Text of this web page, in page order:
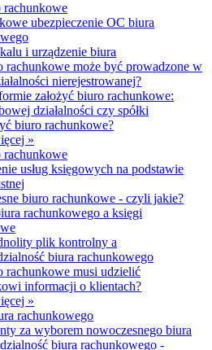
rachunkowe
ubezpieczenie OC biura
i urządzenie biura
rachunkowe może być prowadzone w
nierejestrowanej?
założyć biuro rachunkowe:
działalności czy spółki
biuro rachunkowe?
»
rachunkowe
usług księgowych na podstawie
biuro rachunkowe - czyli jakie?
rachunkowego a księgi
plik kontrolny a
biura rachunkowego
rachunkowe musi udzielić
informacji o klientach?
»
rachunkowego
za wyborem nowoczesnego biura
biura rachunkowego -